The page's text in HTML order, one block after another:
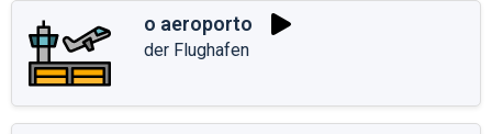
o aeroporto
der Flughafen